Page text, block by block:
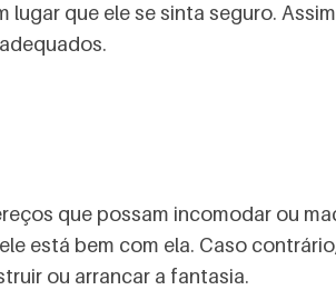
que ele se sinta seguro.
que possam incomodar ou
está bem com ela. Caso
ou arrancar a fantasia.